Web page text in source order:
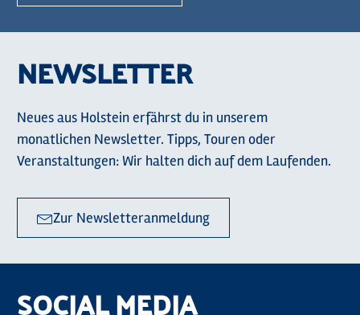
NEWSLETTER
Neues aus Holstein erfährst du in unserem
monatlichen Newsletter. Tipps, Touren oder
Veranstaltungen: Wir halten dich auf dem Laufenden.
Zur Newsletteranmeldung
SOCIAL MEDIA